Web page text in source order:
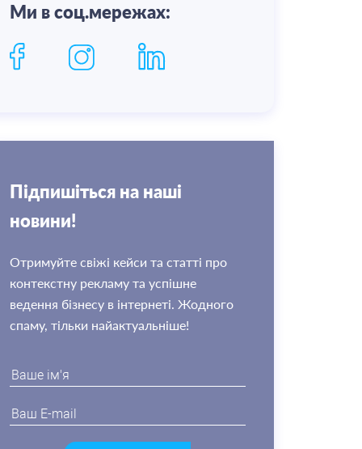
Ми в соц.мережах:
Пiдпишiться на нашi
новини!
Отримуйте свіжі кейси та статті про
контекстну рекламу та успішне
ведення бізнесу в інтернеті. Жодного
спаму, тільки найактуальніше!